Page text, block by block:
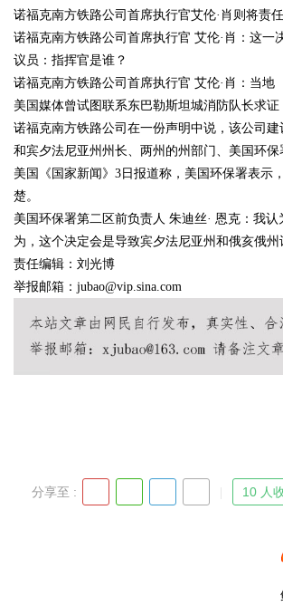
Bo
ar
d
诺福克南方铁路公司首席执行官艾伦·肖则将责
诺福克南方铁路公司首席执行官 艾伦·肖：这
议员：指挥官是谁？
诺福克南方铁路公司首席执行官 艾伦·肖：当地
美国媒体曾试图联系东巴勒斯坦城消防队长求证
诺福克南方铁路公司在一份声明中说，该公司
和宾夕法尼亚州州长、两州的州部门、美国环
美国《国家新闻》3日报道称，美国环保署表示
楚。
美国环保署第二区前负责人 朱迪丝· 恩克：我
为，这个决定会是导致宾夕法尼亚州和俄亥俄
责任编辑：刘光博
举报邮箱：jubao@vip.sina.com
分享至 : 10 人